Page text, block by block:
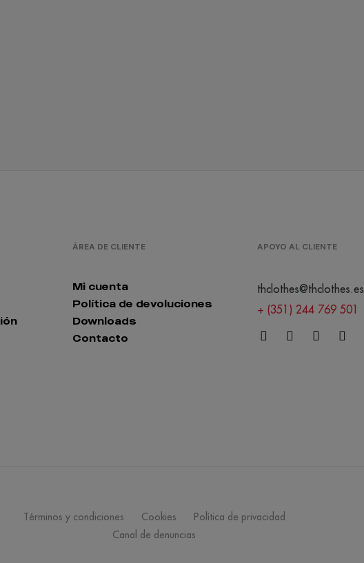
ÁREA DE CLIENTE
Mi cuenta
Política de devoluciones
Downloads
Contacto
APOYO AL CLIENTE
thclothes@thclothes.es
+ (351) 244 769 501
Términos y condiciones Cookies
Política de privacidad
Canal de denuncias